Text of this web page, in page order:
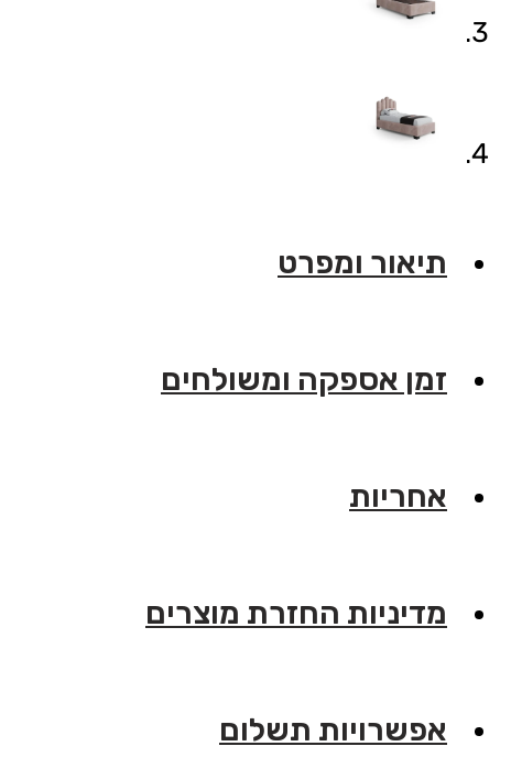
תיאור ומפרט
זמן אספקה ומשולחים
אחריות
מדיניות החזרת מוצרים
אפשרויות תשלום